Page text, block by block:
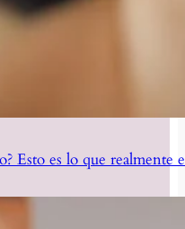
Esto es lo que realmente